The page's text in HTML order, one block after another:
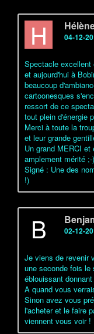
H 04-12-
Spectacle excellent
et aujourd'hui à
beaucoup
cartoonesques
ressort de ce
tout plein d'énergie
Merci à toute la
et leur grande
Un grand MERCI
amplement mérité ;-)
Signé : Une des
!)
B 02-12-
Je viens de revenir
une seconde fois
éblouissant
A quand vous
Sinon avez vous
l'acheter et le faire
viennent vous voir !